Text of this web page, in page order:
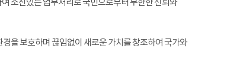
소신있는 업무처리로 국민으로부터 무한한 신뢰와
을 보호하며 끊임없이 새로운 가치를 창조하여 국가와